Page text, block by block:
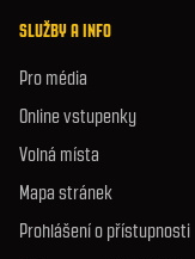
SLUŽBY A INFO
Pro média
Online vstupenky
Volná místa
Mapa stránek
Prohlášení o přístupnosti